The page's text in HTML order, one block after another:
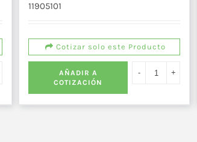
11905101
Cotizar solo este Producto
AÑADIR A
COTIZACIÓN